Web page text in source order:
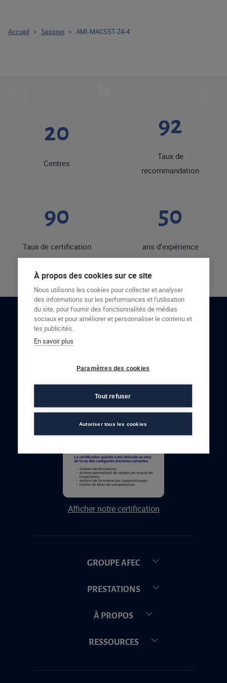
20
Centres
92
Taux de
recommandation
90
Taux de certification
50
ans d'expérience
RESTONS EN CONTACT
Afficher notre certification
GROUPE AFEC
PRESTATIONS
À PROPOS
RESSOURCES
Accueil > Session > AMI-MACSST-24-4
À propos des cookies sur ce site
Nous utilisons les cookies pour collecter et analyser
des informations sur les performances et l'utilisation
du site, pour fournir des fonctionnalités de médias
sociaux et pour améliorer et personnaliser le contenu et
les publicités.
En savoir plus
Paramètres des cookies
Tout refuser
Autoriser tous les cookies